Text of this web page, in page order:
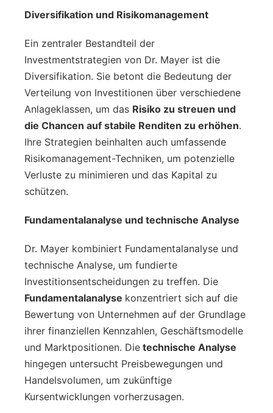
Diversifikation und Risikomanagement
Ein zentraler Bestandteil der
Investmentstrategien von Dr. Mayer ist die
Diversifikation. Sie betont die Bedeutung der
Verteilung von Investitionen über verschiedene
Anlageklassen, um das Risiko zu streuen und
die Chancen auf stabile Renditen zu erhöhen.
Ihre Strategien beinhalten auch umfassende
Risikomanagement-Techniken, um potenzielle
Verluste zu minimieren und das Kapital zu
schützen.
Fundamentalanalyse und technische Analyse
Dr. Mayer kombiniert Fundamentalanalyse und
technische Analyse, um fundierte
Investitionsentscheidungen zu treffen. Die
Fundamentalanalyse konzentriert sich auf die
Bewertung von Unternehmen auf der Grundlage
ihrer finanziellen Kennzahlen, Geschäftsmodelle
und Marktpositionen. Die technische Analyse
hingegen untersucht Preisbewegungen und
Handelsvolumen, um zukünftige
Kursentwicklungen vorherzusagen.